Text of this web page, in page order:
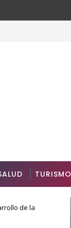
TURISMO
de la